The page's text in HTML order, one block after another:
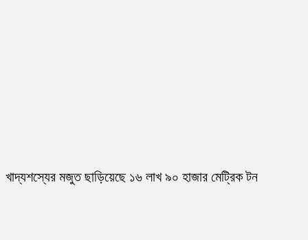
খাদ্যশস্যের মজুত ছাড়িয়েছে ১৬ লাখ ৯০ হাজার মেট্রিক টন